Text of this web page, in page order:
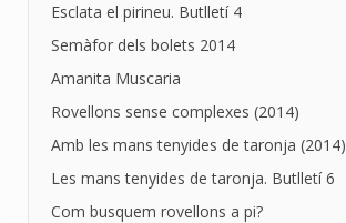
Esclata el pirineu. Butlletí 4
Semàfor dels bolets 2014
Amanita Muscaria
Rovellons sense complexes (2014)
Amb les mans tenyides de taronja (2014)
Les mans tenyides de taronja. Butlletí 6
Com busquem rovellons a pi?